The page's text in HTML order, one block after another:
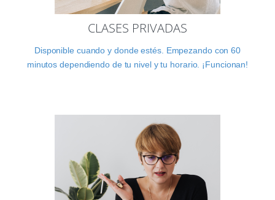
CLASES PRIVADAS
Disponible cuando y donde estés. Empezando con 60
minutos dependiendo de tu nivel y tu horario. ¡Funcionan!